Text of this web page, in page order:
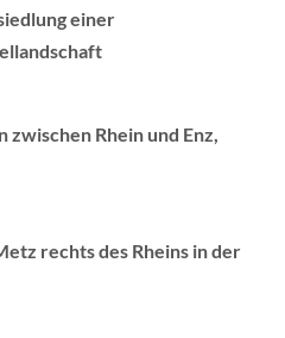
einer
zwischen Rhein und Enz,
rechts des Rheins in der